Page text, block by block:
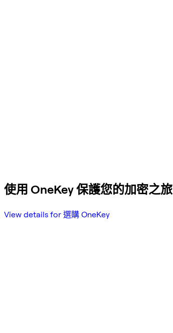
使用 OneKey 保護您的加密之旅
View details for 選購 OneKey